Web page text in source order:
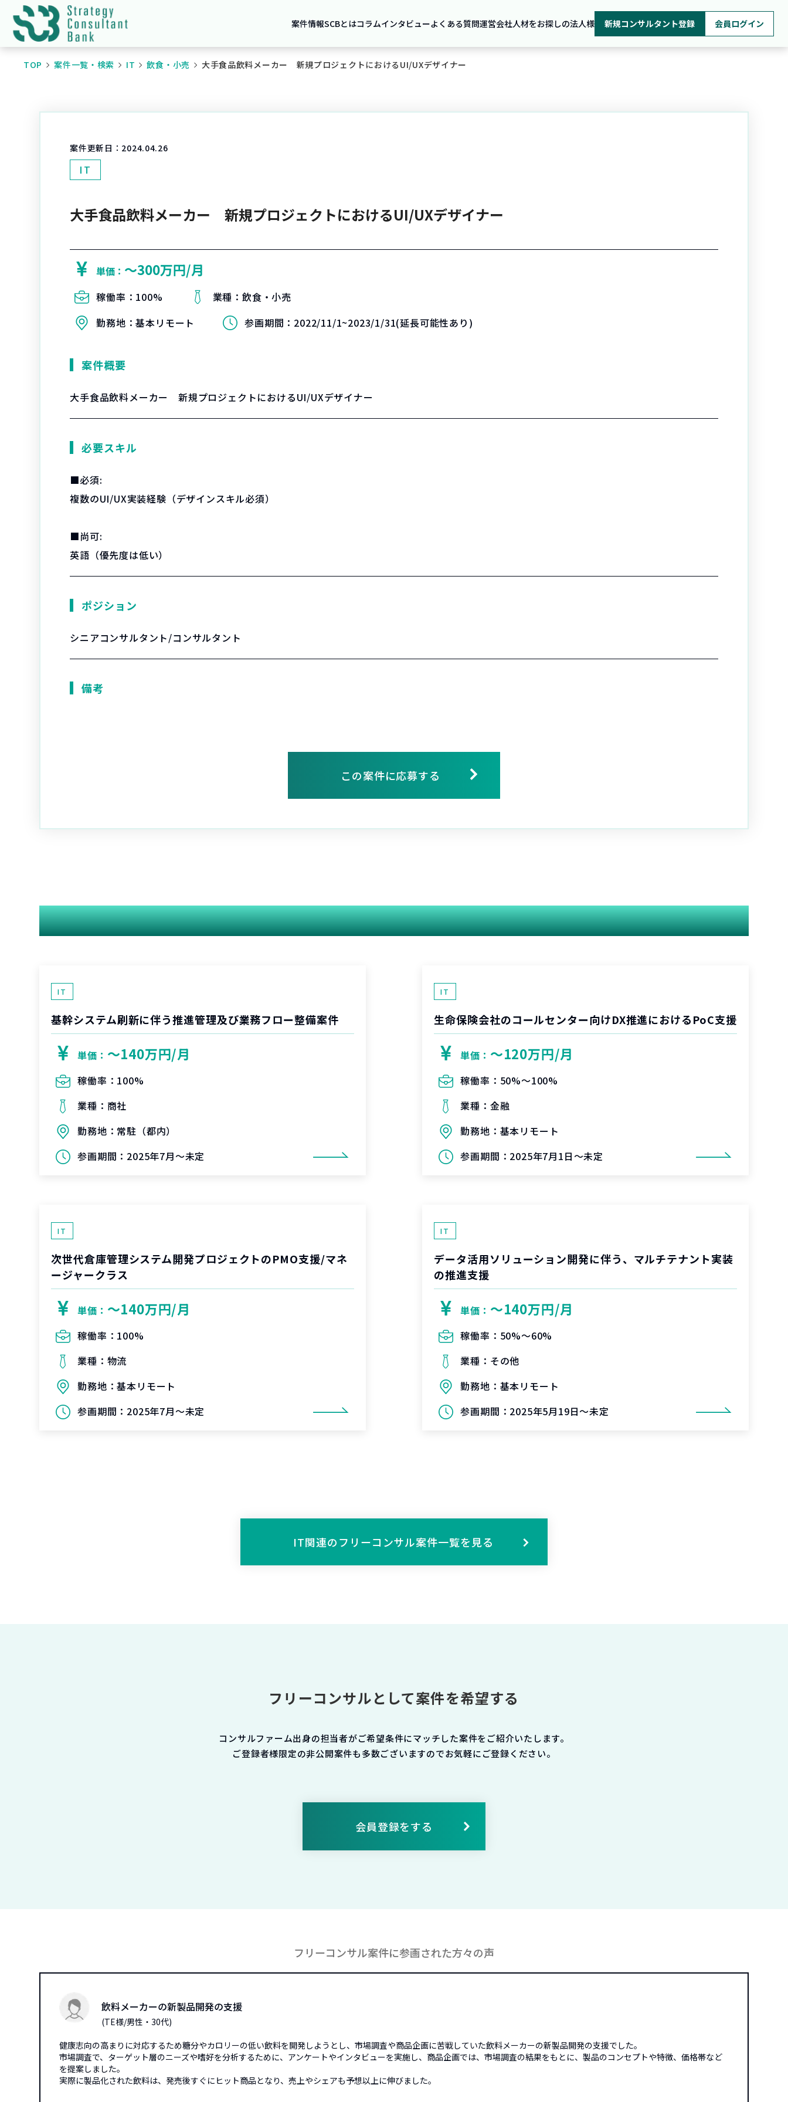
案件情報SCBとはコラムインタビューよくある質問運営会社人材をお探しの法人様 新規コンサルタント登録 会員ログイン
TOP 案件一覧・検索 IT 飲食・小売 大手食品飲料メーカー 新規プロジェクトにおけるUI/UXデザイナー
案件更新日： 2024.04.26
IT
大手食品飲料メーカー 新規プロジェクトにおけるUI/UXデザイナー
単価： 〜300万円/月
稼働率： 100% 業種：飲食・小売
勤務地：基本リモート 参画期間： 2022/11/1~2023/1/31(延長可能性あり)
案件概要
大手食品飲料メーカー 新規プロジェクトにおけるUI/UXデザイナー
必要スキル
■必須:
複数のUI/UX実装経験（デザインスキル必須）
■尚可:
英語（優先度は低い）
ポジション
シニアコンサルタント/コンサルタント
備考
この案件に応募する
関連する案件
IT
基幹システム刷新に伴う推進管理及び業務フロー整備案件
単価： 〜140万円/月
稼働率： 100%
業種： 商社
勤務地： 常駐（都内）
参画期間： 2025年7月～未定
IT
生命保険会社のコールセンター向けDX推進におけるPoC支援
単価： 〜120万円/月
稼働率： 50%〜100%
業種： 金融
勤務地： 基本リモート
参画期間： 2025年7月1日～未定
IT
次世代倉庫管理システム開発プロジェクトのPMO支援/マネ
ージャークラス
単価： 〜140万円/月
稼働率： 100%
業種： 物流
勤務地：基本リモート
参画期間： 2025年7月～未定
IT
データ活用ソリューション開発に伴う、マルチテナント実装
の推進支援
単価： 〜140万円/月
稼働率： 50%〜60%
業種： その他
勤務地： 基本リモート
参画期間： 2025年5月19日～未定
IT関連のフリーコンサル案件一覧を見る
フリーコンサルとして案件を希望する
コンサルファーム出身の担当者がご希望条件にマッチした案件をご紹介いたします。
ご登録者様限定の非公開案件も多数ございますのでお気軽にご登録ください。
会員登録をする
フリーコンサル案件に参画された方々の声
飲料メーカーの新製品開発の支援
(TE様/男性・30代)
健康志向の高まりに対応するため糖分やカロリーの低い飲料を開発しようとし、市場調査や商品企画に苦戦していた飲料メーカーの新製品開発の支援でした。
市場調査で、ターゲット層のニーズや嗜好を分析するために、アンケートやインタビューを実施し、商品企画では、市場調査の結果をもとに、製品のコンセプトや特徴、価格帯など
を提案しました。
実際に製品化された飲料は、発売後すぐにヒット商品となり、売上やシェアも予想以上に伸びました。